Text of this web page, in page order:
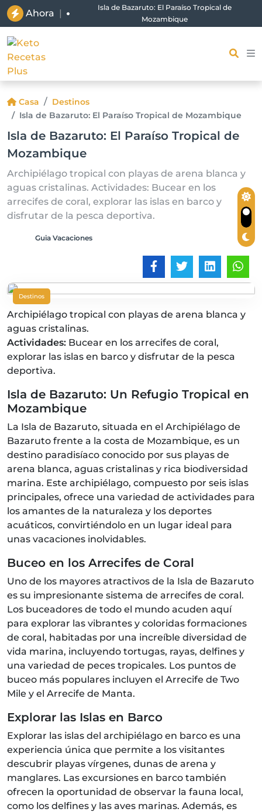
Ahora |
Isla de Bazaruto: El Paraíso Tropical de
Mozambique
Casa
Destinos
Isla de Bazaruto: El Paraíso Tropical de Mozambique
Isla de Bazaruto: El Paraíso Tropical de
Mozambique
Archipiélago tropical con playas de arena blanca y
aguas cristalinas. Actividades: Bucear en los
arrecifes de coral, explorar las islas en barco y
disfrutar de la pesca deportiva.
Guia Vacaciones
Destinos
Archipiélago tropical con playas de arena blanca y
aguas cristalinas.
Actividades: Bucear en los arrecifes de coral,
explorar las islas en barco y disfrutar de la pesca
deportiva.
Isla de Bazaruto: Un Refugio Tropical en
Mozambique
La Isla de Bazaruto, situada en el Archipiélago de
Bazaruto frente a la costa de Mozambique, es un
destino paradisíaco conocido por sus playas de
arena blanca, aguas cristalinas y rica biodiversidad
marina. Este archipiélago, compuesto por seis islas
principales, ofrece una variedad de actividades para
los amantes de la naturaleza y los deportes
acuáticos, convirtiéndolo en un lugar ideal para
unas vacaciones inolvidables.
Buceo en los Arrecifes de Coral
Uno de los mayores atractivos de la Isla de Bazaruto
es su impresionante sistema de arrecifes de coral.
Los buceadores de todo el mundo acuden aquí
para explorar las vibrantes y coloridas formaciones
de coral, habitadas por una increíble diversidad de
vida marina, incluyendo tortugas, rayas, delfines y
una variedad de peces tropicales. Los puntos de
buceo más populares incluyen el Arrecife de Two
Mile y el Arrecife de Manta.
Explorar las Islas en Barco
Explorar las islas del archipiélago en barco es una
experiencia única que permite a los visitantes
descubrir playas vírgenes, dunas de arena y
manglares. Las excursiones en barco también
ofrecen la oportunidad de observar la fauna local,
como los delfines y las aves marinas. Además, es